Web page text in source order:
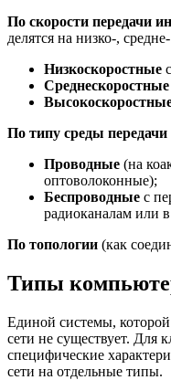
По скорости передачи
делятся на низко-,
Низкоскоростные
Среднескоростные
По типу среды передачи
Проводные (на
оптоволоконные);
Беспроводные с
радиоканалам или
По топологии (как
Типы
Единой системы,
сети не существует. Для
специфические
сети на отдельные типы.